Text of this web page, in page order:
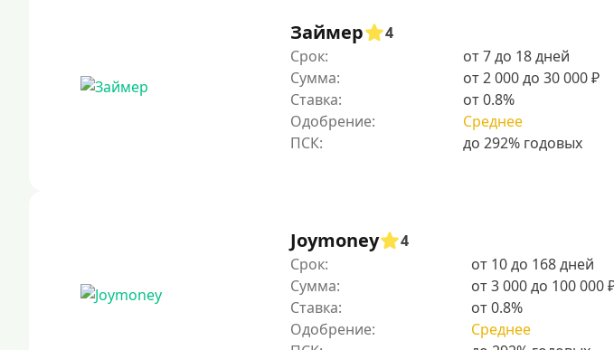
Займер
4
Срок:
от 7 до 18 дней
Сумма:
от 2 000 до 30 000 ₽
Ставка:
от 0.8%
Одобрение:
Среднее
Joymoney
4
Срок:
от 10 до 168 дней
Сумма:
от 3 000 до 100 000
Ставка:
от 0.8%
Одобрение:
Среднее